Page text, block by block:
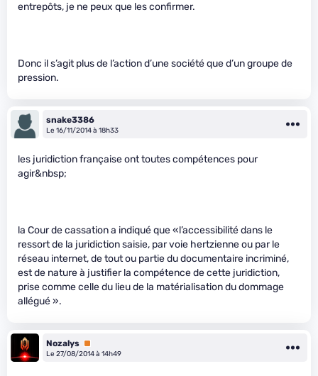
entrepôts, je ne peux que les confirmer.
Donc il s’agit plus de l’action d’une société que d’un groupe de
pression.
snake3386
Le 16/11/2014 à 18h33
les juridiction française ont toutes compétences pour
agir&nbsp;
la Cour de cassation a indiqué que «l’accessibilité dans le
ressort de la juridiction saisie, par voie hertzienne ou par le
réseau internet, de tout ou partie du documentaire incriminé,
est de nature à justifier la compétence de cette juridiction,
prise comme celle du lieu de la matérialisation du dommage
allégué ».
Nozalys Premium
Le 27/08/2014 à 14h49